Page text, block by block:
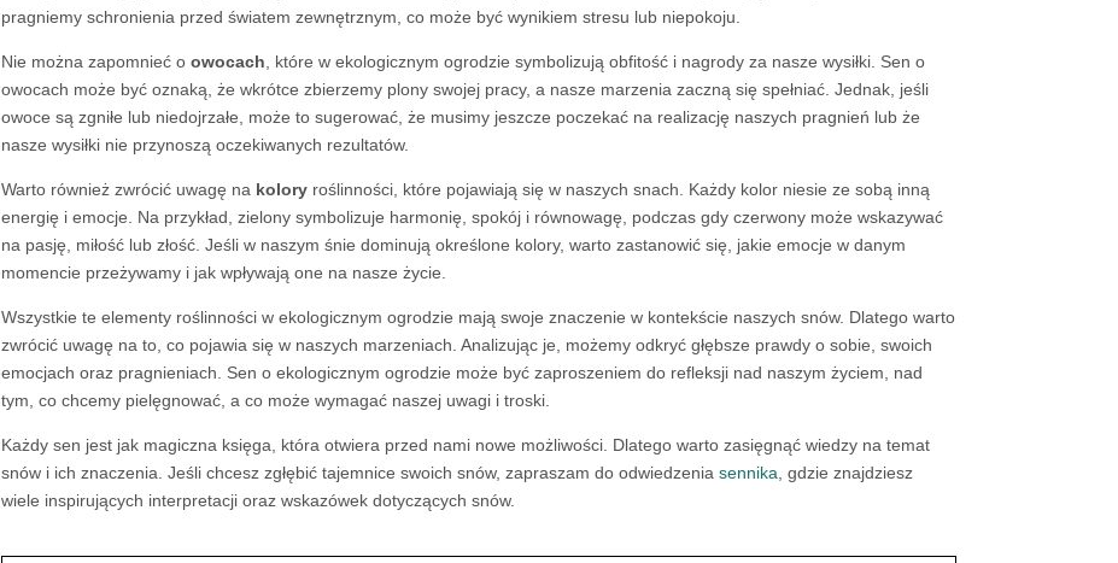
pragniemy schronienia przed światem zewnętrznym, co może być wynikiem stresu lub niepokoju.
Nie można zapomnieć o owocach , które w ekologicznym ogrodzie symbolizują obfitość i nagrody za nasze wysiłki. Sen o
owocach może być oznaką, że wkrótce zbierzemy plony swojej pracy, a nasze marzenia zaczną się spełniać. Jednak, jeśli
owoce są zgniłe lub niedojrzałe, może to sugerować, że musimy jeszcze poczekać na realizację naszych pragnień lub że
nasze wysiłki nie przynoszą oczekiwanych rezultatów.
Warto również zwrócić uwagę na koloryroślinności, które pojawiają się w naszych snach. Każdy kolor niesie ze sobą inną
energię i emocje. Na przykład, zielony symbolizuje harmonię, spokój i równowagę, podczas gdy czerwony może wskazywać
na pasję, miłość lub złość. Jeśli w naszym śnie dominują określone kolory, warto zastanowić się, jakie emocje w danym
momencie przeżywamy i jak wpływają one na nasze życie.
Wszystkie te elementy roślinności w ekologicznym ogrodzie mają swoje znaczenie w kontekście naszych snów. Dlatego warto
zwrócić uwagę na to, co pojawia się w naszych marzeniach. Analizując je, możemy odkryć głębsze prawdy o sobie, swoich
emocjach oraz pragnieniach. Sen o ekologicznym ogrodzie może być zaproszeniem do refleksji nad naszym życiem, nad
tym, co chcemy pielęgnować, a co może wymagać naszej uwagi i troski.
Każdy sen jest jak magiczna księga, która otwiera przed nami nowe możliwości. Dlatego warto zasięgnąć wiedzy na temat
snów i ich znaczenia. Jeśli chcesz zgłębić tajemnice swoich snów, zapraszam do odwiedzenia sennika , gdzie znajdziesz
wiele inspirujących interpretacji oraz wskazówek dotyczących snów.